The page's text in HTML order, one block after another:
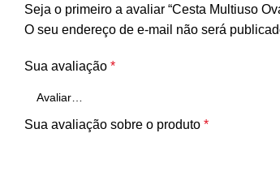
Seja o primeiro a avaliar “Cesta Multiuso
O seu endereço de e-mail não será
Sua avaliação *
Sua avaliação sobre o produto *